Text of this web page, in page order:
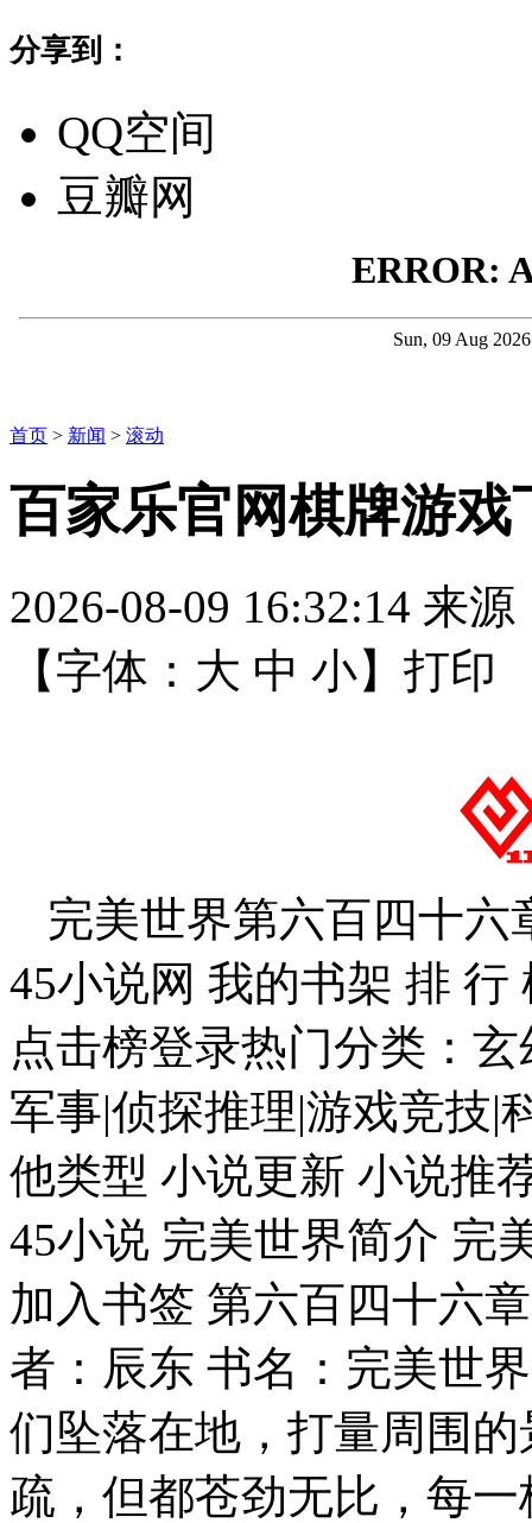
分享到：
QQ空间
豆瓣网
首页 > 新闻 > 滚动
百家乐官网棋牌游
2026-08-09 16:32:14 来源
【字体： 大 中 小】 打印
完美世界第六百四十六
45小说网 我的书架 排
点击榜登录热门分类：
军事|侦探推理|游戏竞技|
他类型 小说更新 小说推
45小说 完美世界简介 完
加入书签 第六百四十六
者：辰东 书名：完美世
们坠落在地，打量周围
疏，但都苍劲无比，每